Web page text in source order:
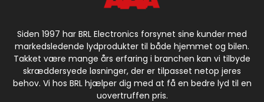
Siden 1997 har BRL Electronics forsynet sine kunder med
markedsledende lydprodukter til både hjemmet og bilen.
Takket være mange års erfaring i branchen kan vi tilbyde
skræddersyede løsninger, der er tilpasset netop jeres
behov. Vi hos BRL hjælper dig med at få en bedre lyd til en
uovertruffen pris.